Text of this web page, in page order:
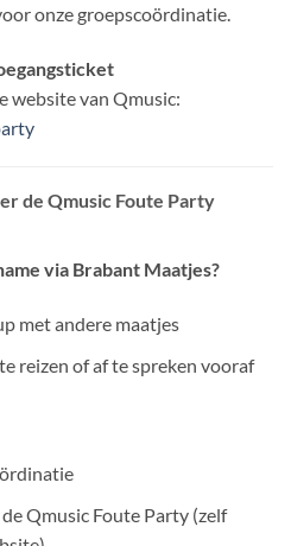
onze groepscoördinatie.
website van Qmusic:
de Qmusic Foute Party
via Brabant Maatjes?
met andere maatjes
reizen of af te spreken vooraf
Qmusic Foute Party (zelf